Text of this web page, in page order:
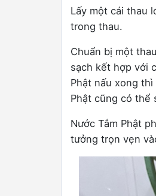
Lấy một cái thau
trong thau.
Chuẩn bị một
sạch kết hợp với
Phật nấu xong
Phật cũng có thể
Nước Tắm Phật
tưởng trọn vẹn